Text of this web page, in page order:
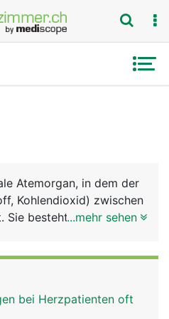
Atemorgan, in dem der
Kohlendioxid) zwischen
besteht aus einem
Nerven in der
werden die
...mehr sehen
bei Herzpatienten oft